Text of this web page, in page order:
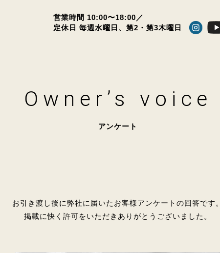
営業時間 10:00〜18:00／
定休日 毎週水曜日、 第2・第3木曜日
Owner’s voice
アンケート
お引き渡し後に弊社に届いたお客様アンケートの回答です。
掲載に快く許可をいただきありがとうございました。